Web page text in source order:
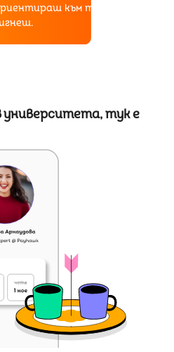
към това,
университета, тук е